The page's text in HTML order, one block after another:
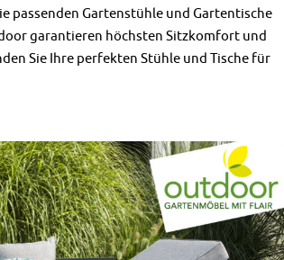
passenden Gartenstühle und Gartentische
garantieren höchsten Sitzkomfort und
Sie Ihre perfekten Stühle und Tische für